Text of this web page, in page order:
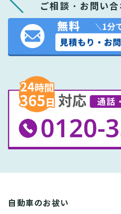
ご相談・お問い
自動車のお祓い